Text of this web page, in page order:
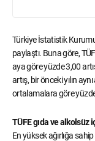
Türkiye İstatistik
paylaştı. Buna göre,
aya göre yüzde 3,00
artış, bir önceki yılın
ortalamalara göre
TÜFE gıda ve alkolsüz
En yüksek ağırlığa